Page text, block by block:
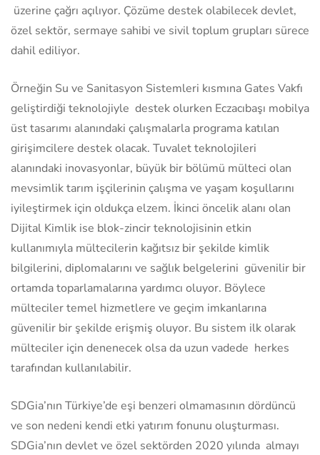
üzerine çağrı açılıyor. Çözüme destek olabilecek devlet,
özel sektör, sermaye sahibi ve sivil toplum grupları sürece
dahil ediliyor.
Örneğin Su ve Sanitasyon Sistemleri kısmına Gates Vakfı
geliştirdiği teknolojiyle destek olurken Eczacıbaşı mobilya
üst tasarımı alanındaki çalışmalarla programa katılan
girişimcilere destek olacak. Tuvalet teknolojileri
alanındaki inovasyonlar, büyük bir bölümü mülteci olan
mevsimlik tarım işçilerinin çalışma ve yaşam koşullarını
iyileştirmek için oldukça elzem. İkinci öncelik alanı olan
Dijital Kimlik ise blok-zincir teknolojisinin etkin
kullanımıyla mültecilerin kağıtsız bir şekilde kimlik
bilgilerini, diplomalarını ve sağlık belgelerini güvenilir bir
ortamda toparlamalarına yardımcı oluyor. Böylece
mülteciler temel hizmetlere ve geçim imkanlarına
güvenilir bir şekilde erişmiş oluyor. Bu sistem ilk olarak
mülteciler için denenecek olsa da uzun vadede herkes
tarafından kullanılabilir.
SDGia’nın Türkiye’de eşi benzeri olmamasının dördüncü
ve son nedeni kendi etki yatırım fonunu oluşturması.
SDGia’nın devlet ve özel sektörden 2020 yılında almayı